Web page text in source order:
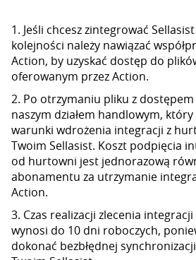
1. Jeśli chcesz zintegrować
kolejności należy nawiązać
Action, by uzyskać dostęp do
oferowanym przez Action.
2. Po otrzymaniu pliku z
naszym działem handlowym,
warunki wdrożenia integracji z
Twoim Sellasist. Koszt podpięcia
od hurtowni jest jednorazową
abonamentu za utrzymanie
Action.
3. Czas realizacji zlecenia
wynosi do 10 dni roboczych,
dokonać bezbłędnej